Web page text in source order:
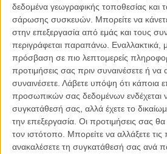
δεδομένα γεωγραφικής τοποθεσίας και
σάρωσης συσκευών. Μπορείτε να κάνετε
στην επεξεργασία από εμάς και τους
περιγράφεται παραπάνω. Εναλλακτικά,
πρόσβαση σε πιο λεπτομερείς
προτιμήσεις σας πριν συναινέσετε ή να
συναινέσετε. Λάβετε υπόψη ότι κάποια
προσωπικών σας δεδομένων ενδέχεται
συγκατάθεσή σας, αλλά έχετε το
την επεξεργασία. Οι προτιμήσεις σας
τον ιστότοπο. Μπορείτε να αλλάξετε
ανακαλέσετε τη συγκατάθεσή σας ανά
Μέσα σε 24 ώρες το τρέιλερ του «It»
θεάσεις παγκοσμίως, ξεπερνώντας κατά
«Fate of the Furious»που κυκλοφόρησε